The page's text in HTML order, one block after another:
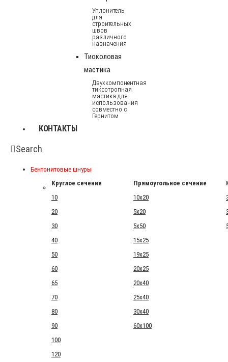
Уплонитель
для
строительных
швов
различного
назначения
Тиоколовая
мастика
Двухкомпонентная
тиксотропная
мастика для
использования
совместно с
Гернитом
КОНТАКТЫ
Search
Бентонитовые шнуры
Круглое сечение
Прямоугольное сечение
10
10x20
20
5x20
30
5x50
40
15x25
50
19x25
60
20x25
65
20x40
70
25x40
80
30x40
90
60x100
100
120